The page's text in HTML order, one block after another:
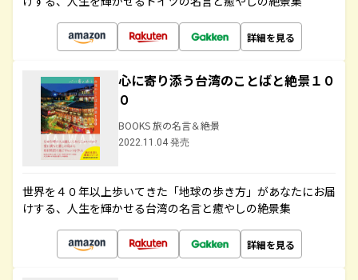
詳細を見る
心に寄り添う台湾のことばと絶景１０
０
BOOKS 旅の名言＆絶景
2022.11.04 発売
世界を４０年以上歩いてきた「地球の歩き方」があなたにお届
けする、人生を輝かせる台湾の名言と癒やしの絶景集
詳細を見る